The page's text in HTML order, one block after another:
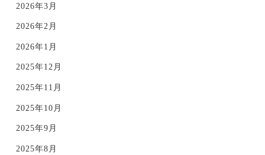
2026年3月
2026年2月
2026年1月
2025年12月
2025年11月
2025年10月
2025年9月
2025年8月